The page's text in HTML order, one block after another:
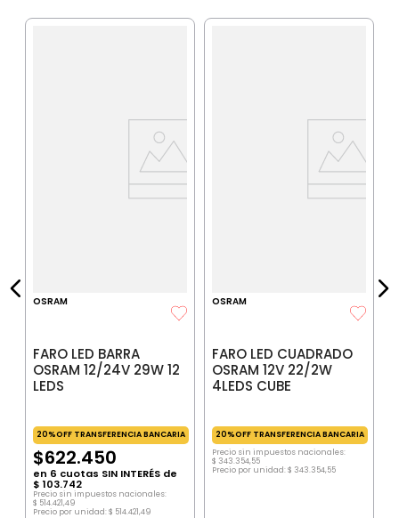
OSRAM
FARO LED BARRA
OSRAM 12/24V 29W 12
LEDS
20%OFF TRANSFERENCIA BANCARIA
$622.450
en 6 cuotas SIN INTERÉS de
$ 103.742
Precio sin impuestos nacionales:
$ 514.421,49
Precio por unidad:$ 514.421,49
OSRAM
FARO LED CUADRADO
OSRAM 12V 22/2W
4LEDS CUBE
20%OFF TRANSFERENCIA BANCARIA
Precio sin impuestos nacionales:
$ 343.354,55
Precio por unidad:$ 343.354,55